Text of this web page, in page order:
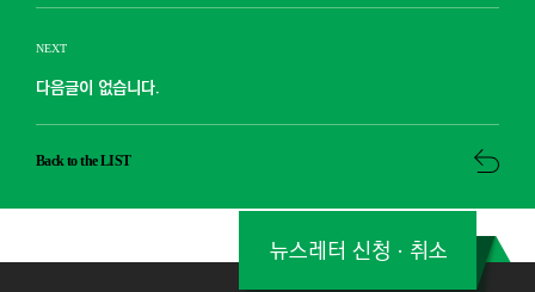
NEXT
다음글이 없습니다.
Back to the LIST
뉴스레터 신청ㆍ취소